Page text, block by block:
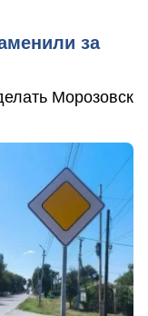
за
Морозовск